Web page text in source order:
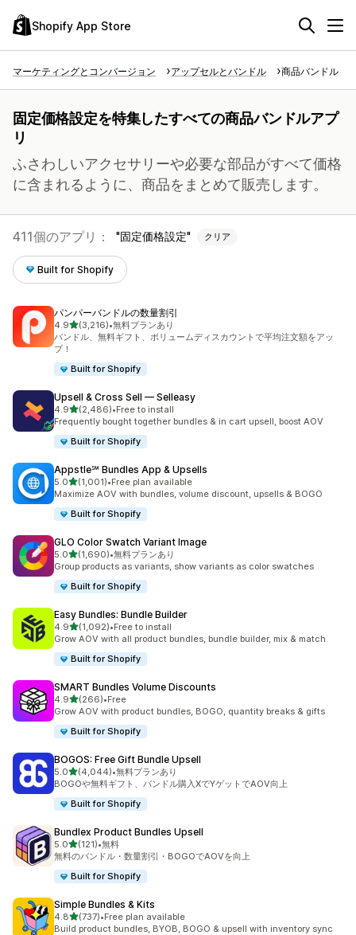
Shopify App Store
マーケティングとコンバージョン アップセルとバンドル 商品バンドル
固定価格設定を特集したすべての商品バンドルアプ
リ
ふさわしいアクセサリーや必要な部品がすべて価格
に含まれるように、商品をまとめて販売します。
411個のアプリ： 固定価格設定 クリア
Built for Shopify
パンパーバンドルの数量割引
4.95つ星中
(3,216)
合計レビュー数：3216件
•無料プランあり
バンドル、無料ギフト、ボリュームディスカウントで平均注文額をアッ
プ！
Built for Shopify
Upsell & Cross Sell — Selleasy
4.95つ星中
(2,486)
合計レビュー数：2486件
•Free to install
Frequently bought together bundles & in cart upsell, boost AOV
Built for Shopify
Appstle℠ Bundles App & Upsells
5.05つ星中
(1,001)
合計レビュー数：1001件
•Free plan available
Maximize AOV with bundles, volume discount, upsells & BOGO
Built for Shopify
GLO Color Swatch Variant Image
5.05つ星中
(1,690)
合計レビュー数：1690件
•無料プランあり
Group products as variants, show variants as color swatches
Built for Shopify
Easy Bundles: Bundle Builder
4.95つ星中
(1,092)
合計レビュー数：1092件
•Free to install
Grow AOV with all product bundles, bundle builder, mix & match
Built for Shopify
SMART Bundles Volume Discounts
4.95つ星中
(266)
合計レビュー数：266件
•Free
Grow AOV with product bundles, BOGO, quantity breaks & gifts
Built for Shopify
BOGOS: Free Gift Bundle Upsell
5.05つ星中
(4,044)
合計レビュー数：4044件
•無料プランあり
BOGOや無料ギフト、バンドル購入XでYゲットでAOV向上
Built for Shopify
Bundlex Product Bundles Upsell
5.05つ星中
(121)
合計レビュー数：121件
•無料
無料のバンドル・数量割引・BOGOでAOVを向上
Built for Shopify
Simple Bundles & Kits
4.85つ星中
(737)
合計レビュー数：737件
•Free plan available
Build product bundles, BYOB, BOGO & upsell with inventory sync